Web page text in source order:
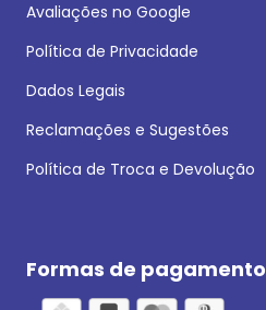
Avaliações no Google
Política de Privacidade
Dados Legais
Reclamações e Sugestões
Política de Troca e Devolução
Formas de pagamento